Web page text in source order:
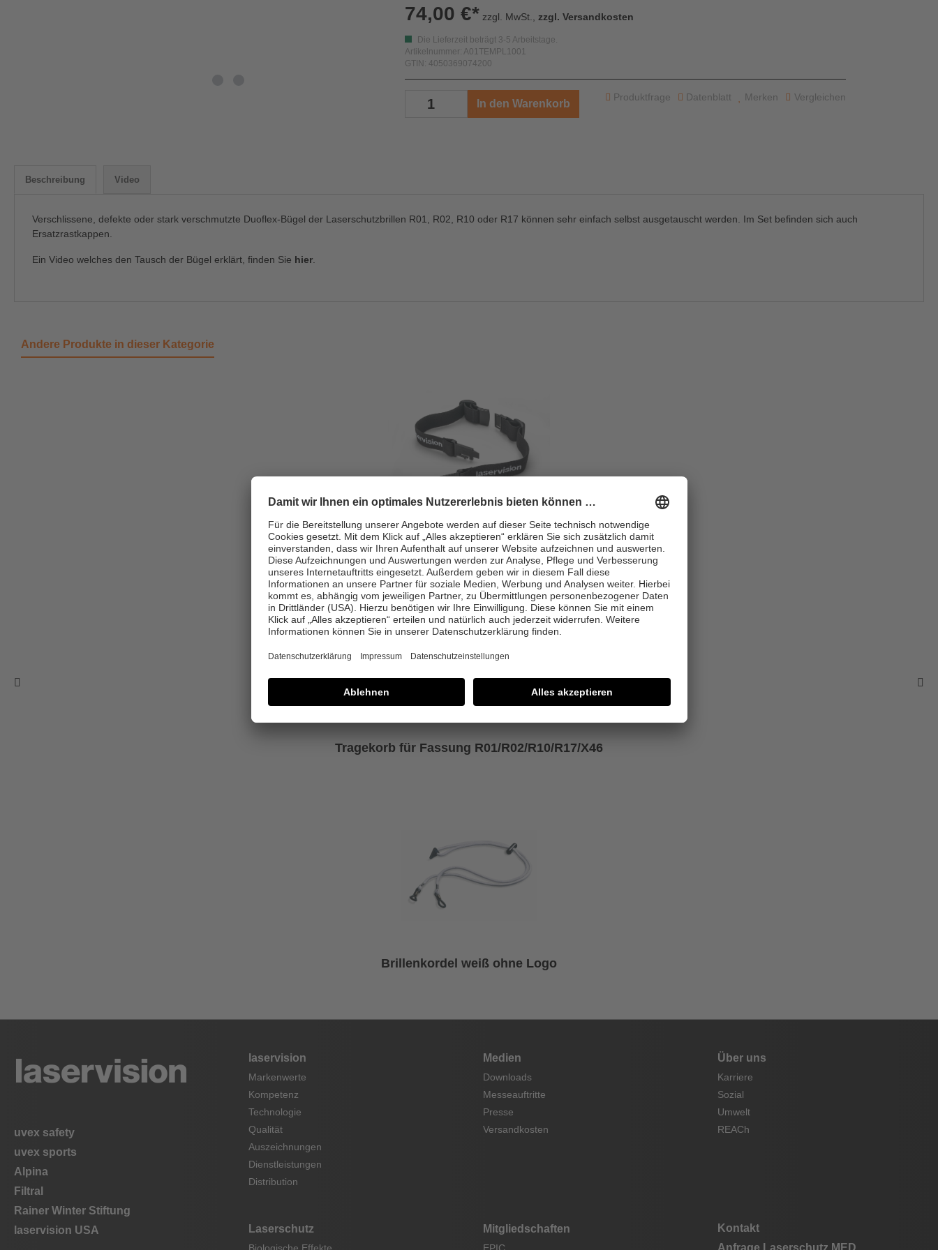
74,00 €* zzgl. MwSt., zzgl. Versandkosten
Die Lieferzeit beträgt 3-5 Arbeitstage.
Artikelnummer: A01TEMPL1001
GTIN: 4050369074200
In den Warenkorb
Produktfrage Merken Vergleichen
Datenblatt
Beschreibung Video
Verschlissene, defekte oder stark verschmutzte Duoflex-Bügel der Laserschutzbrillen R01, R02, R10 oder R17 können sehr einfach selbst ausgetauscht werden. Im Set befinden sich auch
Ersatzrastkappen.
Ein Video welches den Tausch der Bügel erklärt, finden Sie hier
Andere Produkte in dieser Kategorie
Kopfbandset für Laserschutzbrillen
Tragekorb für Fassung R01/R02/R10/R17/X46
Brillenkordel weiß ohne Logo
uvex safety
uvex sports
Alpina
Filtral
Rainer Winter Stiftung
laservision USA
laservision
Markenwerte
Kompetenz
Technologie
Qualität
Auszeichnungen
Dienstleistungen
Distribution
Medien
Downloads
Messeauftritte
Presse
Versandkosten
Über uns
Karriere
Sozial
Umwelt
REACh
Laserschutz Mitgliedschaften
Kontakt
Anfrage Laserschutz MED